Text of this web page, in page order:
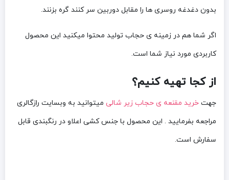
بدون دغدغه روسری ها را مقابل دوربین سر کنند گره بزنند.
اگر شما هم در زمینه ی حجاب تولید محتوا میکنید این محصول
کاربردی مورد نیاز شما است.
از کجا تهیه کنیم؟
جهت خرید مقنعه ی حجاب زیر شالی میتوانید به وبسایت رازگالری
مراجعه بفرمایید . این محصول با جنس کشی اعلاو در رنگبندی قابل
سفارش است.